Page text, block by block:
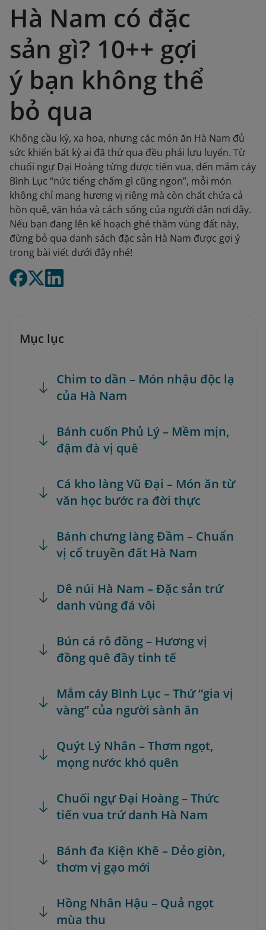
Hà Nam có đặc
sản gì? 10++ gợi
ý bạn không thể
bỏ qua
Không cầu kỳ, xa hoa, nhưng các món ăn Hà Nam đủ
sức khiến bất kỳ ai đã thử qua đều phải lưu luyến. Từ
chuối ngự Đại Hoàng từng được tiến vua, đến mắm cáy
Bình Lục “nức tiếng chấm gì cũng ngon”, mỗi món
không chỉ mang hương vị riêng mà còn chất chứa cả
hồn quê, văn hóa và cách sống của người dân nơi đây.
Nếu bạn đang lên kế hoạch ghé thăm vùng đất này,
đừng bỏ qua danh sách đặc sản Hà Nam được gợi ý
trong bài viết dưới đây nhé!
Mục lục
Chim to dần – Món nhậu độc lạ
của Hà Nam
Bánh cuốn Phủ Lý – Mềm mịn,
đậm đà vị quê
Cá kho làng Vũ Đại – Món ăn từ
văn học bước ra đời thực
Bánh chưng làng Đầm – Chuẩn
vị cổ truyền đất Hà Nam
Dê núi Hà Nam – Đặc sản trứ
danh vùng đá vôi
Bún cá rô đồng – Hương vị
đồng quê đầy tinh tế
Mắm cáy Bình Lục – Thứ “gia vị
vàng” của người sành ăn
Quýt Lý Nhân – Thơm ngọt,
mọng nước khó quên
Chuối ngự Đại Hoàng – Thức
tiến vua trứ danh Hà Nam
Bánh đa Kiện Khê – Dẻo giòn,
thơm vị gạo mới
Hồng Nhân Hậu – Quả ngọt
mùa thu